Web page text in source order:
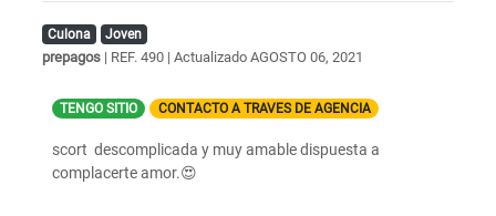
Culona Joven
prepagos | REF. 490 | Actualizado AGOSTO 06, 2021
TENGO SITIO CONTACTO A TRAVES DE AGENCIA
scort descomplicada y muy amable dispuesta a
complacerte amor.😍